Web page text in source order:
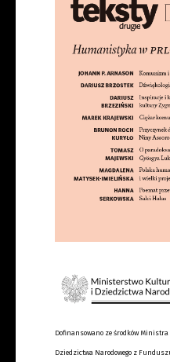
Dofinansowano ze środków
Dziedzictwa Narodowego z